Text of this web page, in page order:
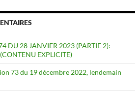
DU 28 JANVIER 2023 (PARTIE 2):
EXPLICITE)
73 du 19 décembre 2022, lendemain